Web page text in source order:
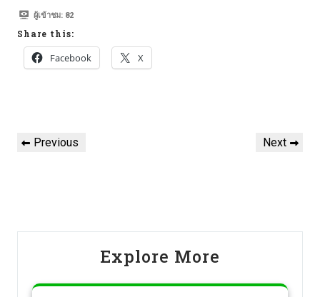
ผู้เข้าชม: 82
Share this:
Facebook X
Previous Next
Explore More